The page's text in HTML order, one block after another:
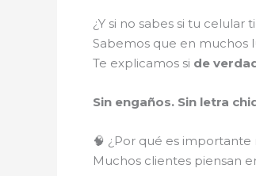
¿Y si no sabes si tu
Sabemos que en muchos
Te explicamos si de
Sin engaños. Sin letra
🧠 ¿Por qué es
Muchos clientes piensan